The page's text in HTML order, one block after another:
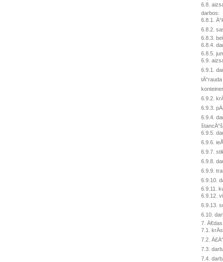
6.8.
darbos:
6.8.1.
6.8.2.
6.8.3.
6.8.4.
6.8.5.
6.9.
6.9.1.
tÄ“rauda
6.9.2.
6.9.3.
6.9.4.
6.9.5.
6.9.6.
6.9.7.
6.9.8.
6.9.9.
6.9.10.
6.9.11.
6.9.12.
6.9.13.
6.10.
7.
7.1.
7.2.
7.3.
7.4.